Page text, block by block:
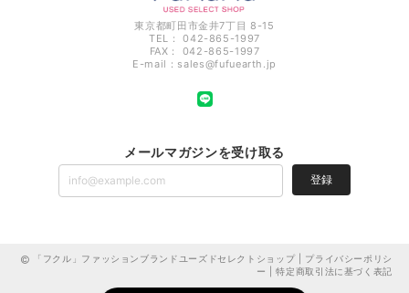
東京都町田市金井7丁目 8-15
TEL： 042-865-1997
FAX： 042-865-1997
E-mail： sales@fufuearth.jp
メールマガジンを受け取る
登録
「フクル」ファッションブランドユーズドセレクトショップ | プライバシーポリシ
ー
|特定商取引法に基づく表記